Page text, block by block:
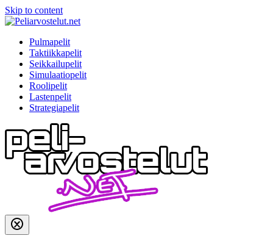
Skip to content
Pulmapelit
Taktiikkapelit
Seikkailupelit
Simulaatiopelit
Roolipelit
Lastenpelit
Strategiapelit